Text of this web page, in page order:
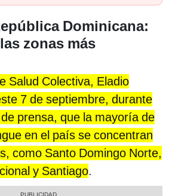
Dominicana:
zonas más
Salud Colectiva, Eladio
7 de septiembre, durante
prensa, que la mayoría de
en el país se concentran
como Santo Domingo Norte,
y Santiago.